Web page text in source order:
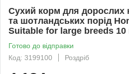
Сухий корм для дорослих
та шотландських порід
Suitable for large breeds 10
Готово до відправки
Код: 3199100
Роздріб